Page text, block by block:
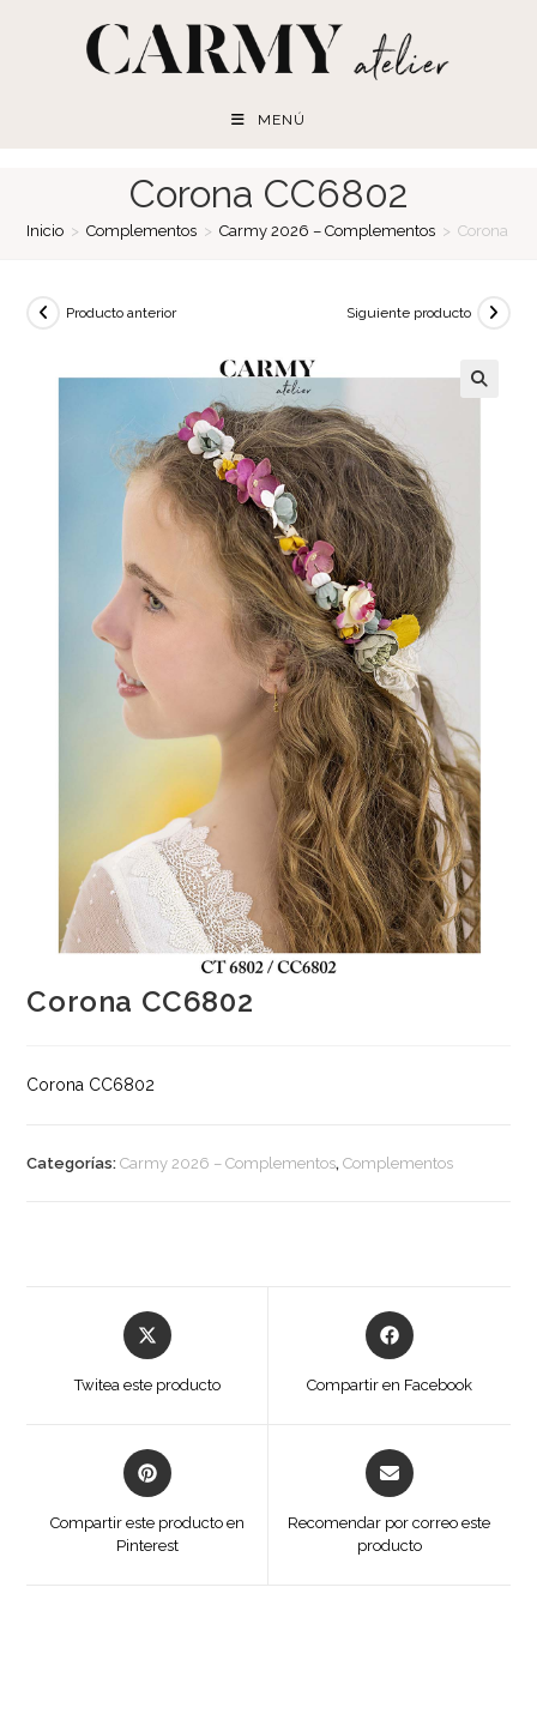
MENÚ
Corona CC6802
Inicio > Complementos > Carmy 2026 – Complementos > Corona
Producto anterior Siguiente producto
Corona CC6802
Corona CC6802
Categorías:Carmy 2026 – Complementos,Complementos
Opens
in
Twitea este producto
Opens
in
Compartir en Facebook
Opens
in
new
Compartir este producto en
Pinterest
Opens
in
new
Recomendar por correo este
producto